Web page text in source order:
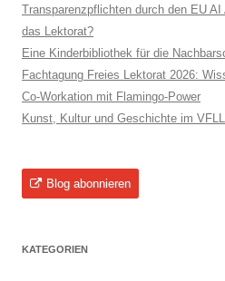
Transparenzpflichten durch den EU
das Lektorat?
Eine Kinderbibliothek für die
Fachtagung Freies Lektorat 2026:
Co-Workation mit Flamingo-Power
Kunst, Kultur und Geschichte im
Blog abonnieren
KATEGORIEN